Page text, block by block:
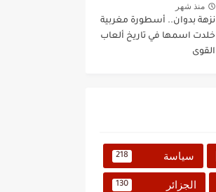
منذ شهر
نزهة بدوان.. أسطورة مغربية
خلدت اسمها في تاريخ ألعاب
القوى
سياسة 218
الجزائر 130